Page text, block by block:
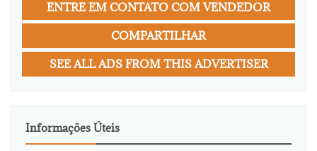
ENTRE EM CONTATO COM VENDEDOR
COMPARTILHAR
SEE ALL ADS FROM THIS ADVERTISER
Informações Úteis